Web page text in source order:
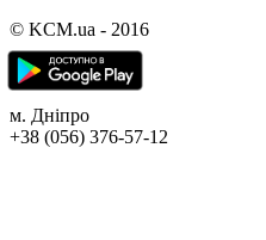
© KCM.ua - 2016
м. Дніпро
+38 (056) 376-57-12